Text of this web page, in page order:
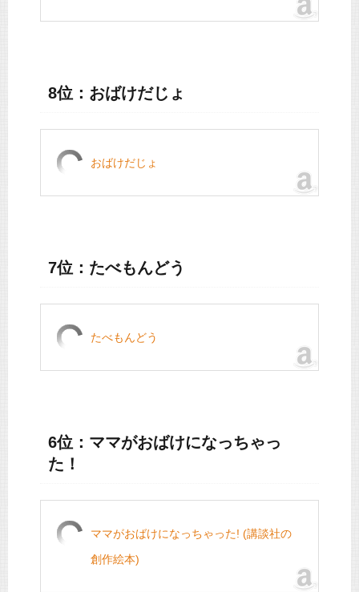
8位：おばけだじょ
おばけだじょ
7位：たべもんどう
たべもんどう
6位：ママがおばけになっちゃっ
た！
ママがおばけになっちゃった! (講談社の
創作絵本)